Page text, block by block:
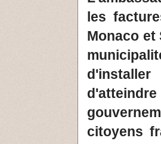
les
Monaco et
citoyens